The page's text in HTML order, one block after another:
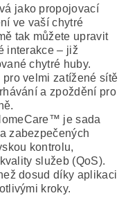
jako propojovací
ve vaší chytré
tak můžete upravit
interakce – již
chytré huby.
velmi zatížené sítě
a zpoždění pro
je sada
zabezpečených
kontrolu,
služeb (QoS).
dosud díky aplikaci
kroky.